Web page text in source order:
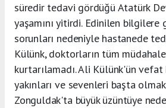
süredir tedavi gördüğü Atatürk
yaşamını yitirdi. Edinilen bilgilere
sorunları nedeniyle hastanede
Külünk, doktorların tüm
kurtarılamadı. Ali Külünk'ün vefat
yakınları ve sevenleri başta
Zonguldak'ta büyük üzüntüye